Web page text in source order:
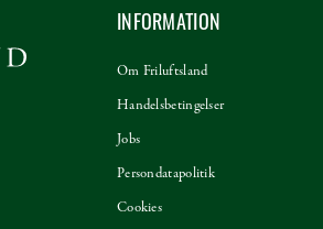
INFORMATION
Om Friluftsland
Handelsbetingelser
Jobs
Persondatapolitik
Cookies